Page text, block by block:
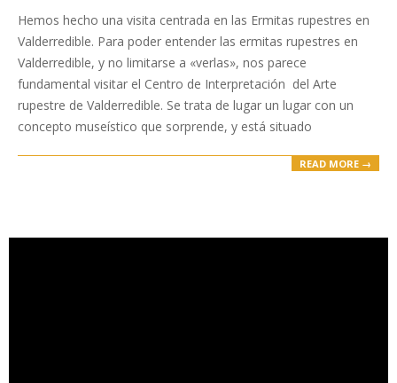
04-
15
Hemos hecho una visita centrada en las Ermitas rupestres en
Valderredible. Para poder entender las ermitas rupestres en
Valderredible, y no limitarse a «verlas», nos parece
fundamental visitar el Centro de Interpretación del Arte
rupestre de Valderredible. Se trata de lugar un lugar con un
concepto museístico que sorprende, y está situado
READ MORE →